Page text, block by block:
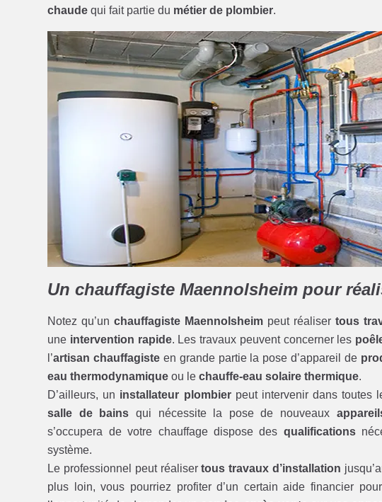
chaude qui fait partie du métier de plombier.
Un chauffagiste Maennolsheim pour
Notez qu’unchauffagiste Maennolsheim peut réalisertous
une intervention rapide. Les travaux peuvent concerner les
l’artisan chauffagiste en grande partie la pose d’appareil de
eau thermodynamique ou lechauffe-eau solaire thermique.
D’ailleurs, un installateur plombierpeut intervenir dans toutes
salle de bains qui nécessite la pose de nouveaux
s’occupera de votre chauffage dispose des qualifications
système.
Le professionnel peut réalisertous travaux d’installation
plus loin, vous pourriez profiter d’un certain aide financier